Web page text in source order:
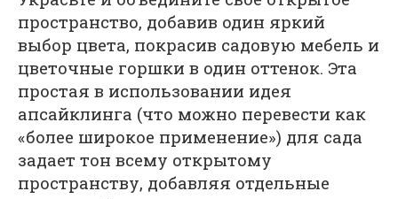
пространство, добавив один яркий
выбор цвета, покрасив садовую мебель и
цветочные горшки в один оттенок. Эта
простая в использовании идея
апсайклинга (что можно перевести как
«более широкое применение») для сада
задает тон всему открытому
пространству, добавляя отдельные